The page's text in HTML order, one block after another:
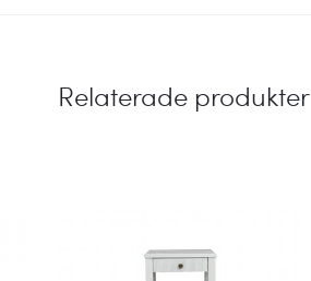
Relaterade produkter